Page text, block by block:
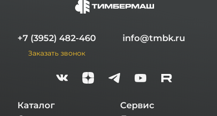
+7 (3952) 482-460
Заказать звонок
info@tmbk.ru
Каталог
Сервис